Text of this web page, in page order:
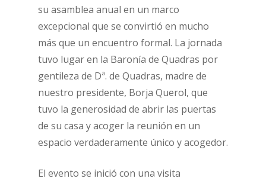
su asamblea anual en un marco
excepcional que se convirtió en mucho
más que un encuentro formal. La jornada
tuvo lugar en la Baronía de Quadras por
gentileza de Dª. de Quadras, madre de
nuestro presidente, Borja Querol, que
tuvo la generosidad de abrir las puertas
de su casa y acoger la reunión en un
espacio verdaderamente único y acogedor.
El evento se inició con una visita